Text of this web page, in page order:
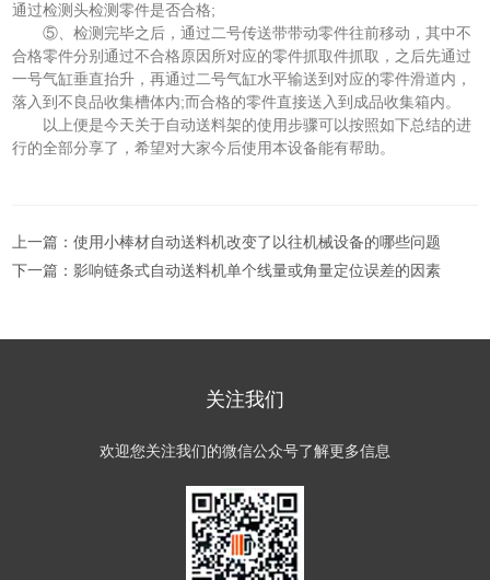
通过检测头检测零件是否合格;
⑤、检测完毕之后，通过二号传送带带动零件往前移动，其中不
合格零件分别通过不合格原因所对应的零件抓取件抓取，之后先通过
一号气缸垂直抬升，再通过二号气缸水平输送到对应的零件滑道内，
落入到不良品收集槽体内;而合格的零件直接送入到成品收集箱内。
以上便是今天关于自动送料架的使用步骤可以按照如下总结的进
行的全部分享了，希望对大家今后使用本设备能有帮助。
上一篇：使用小棒材自动送料机改变了以往机械设备的哪些问题
下一篇：影响链条式自动送料机单个线量或角量定位误差的因素
关注我们
欢迎您关注我们的微信公众号了解更多信息